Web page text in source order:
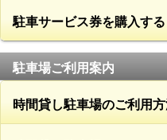
駐車サービス券を購入する
駐車場ご利用案内
時間貸し駐車場のご利用